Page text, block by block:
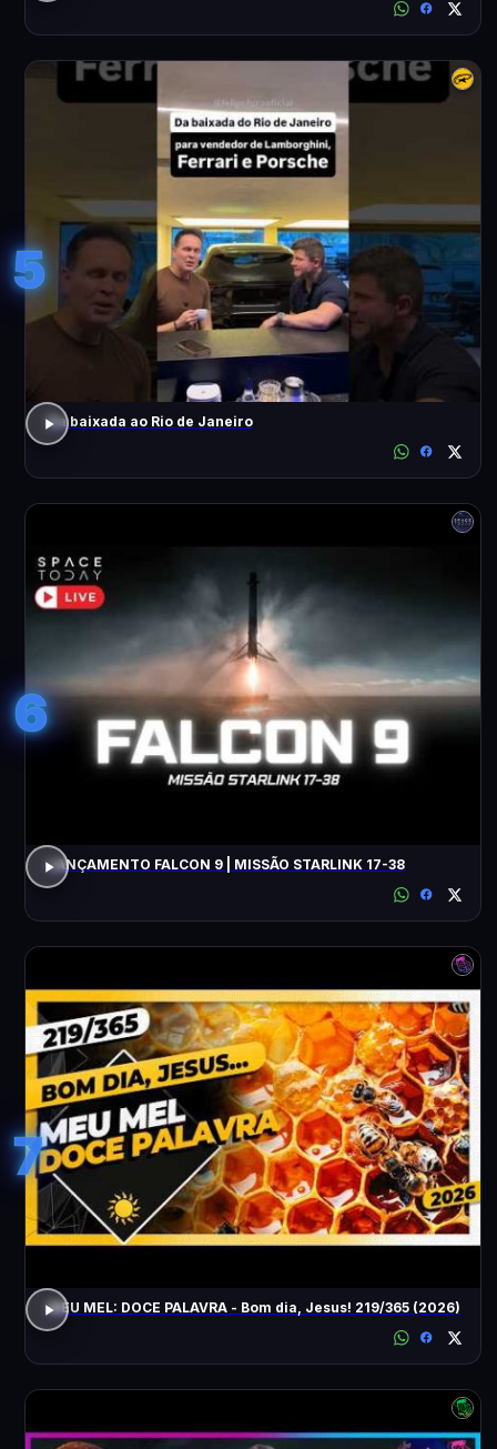
5
Da baixada ao Rio de Janeiro
6
LANÇAMENTO FALCON 9 | MISSÃO STARLINK 17-38
7
MEU MEL: DOCE PALAVRA - Bom dia, Jesus! 219/365 (2026)